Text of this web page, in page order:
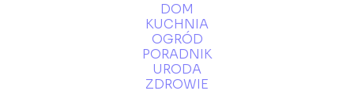
DOM
KUCHNIA
OGRÓD
PORADNIK
URODA
ZDROWIE